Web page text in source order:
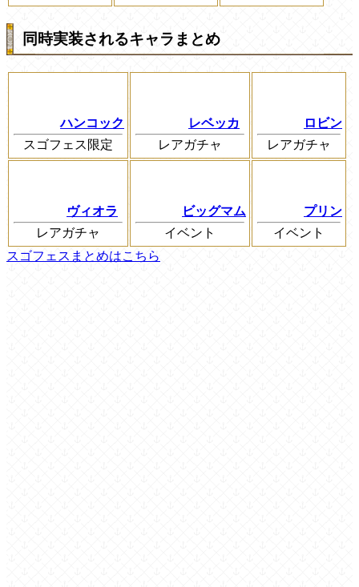
同時実装されるキャラまとめ
ハンコック
スゴフェス限定
レベッカ
レアガチャ
ロビン
レアガチャ
ヴィオラ
レアガチャ
ビッグマム
イベント
プリン
イベント
スゴフェスまとめはこちら